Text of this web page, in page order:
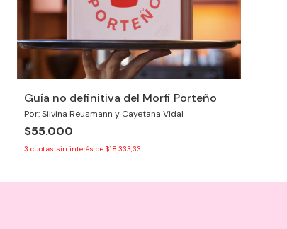
Guía no definitiva del Morfi Porteño
Por: Silvina Reusmann y Cayetana Vidal
$55.000
3 cuotas sin interés de $18.333,33